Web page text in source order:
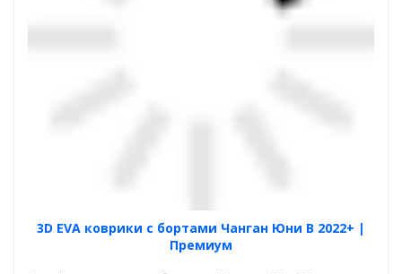
3D EVA коврики с бортами Чанган Юни В 2022+ |
Премиум